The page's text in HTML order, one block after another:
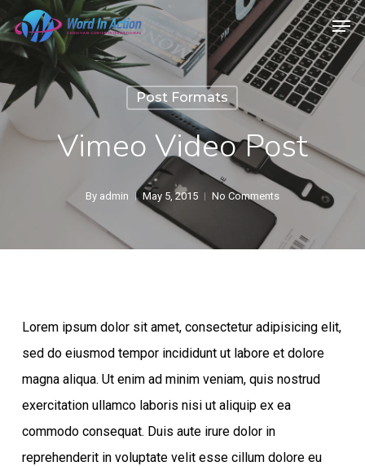
to
content
Post Formats
Vimeo Video Post
By admin May 5, 2015 No Comments
Lorem ipsum dolor sit amet, consectetur adipisicing elit,
sed do eiusmod tempor incididunt ut labore et dolore
magna aliqua. Ut enim ad minim veniam, quis nostrud
exercitation ullamco laboris nisi ut aliquip ex ea
commodo consequat. Duis aute irure dolor in
reprehenderit in voluptate velit esse cillum dolore eu
Menu